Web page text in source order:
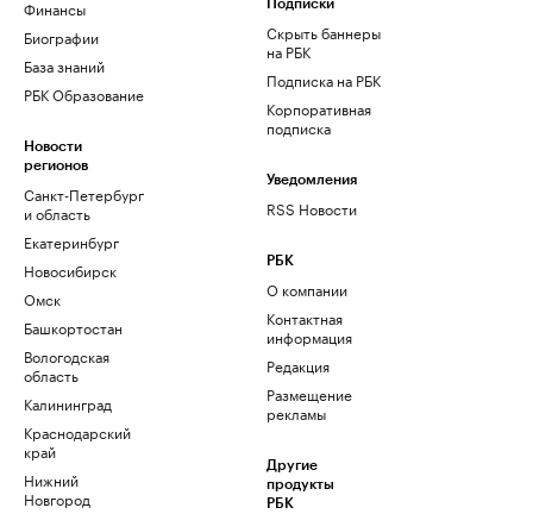
Финансы
Биографии
База знаний
РБК Образование
Новости
регионов
Санкт-Петербург
и область
Екатеринбург
Новосибирск
Омск
Башкортостан
Вологодская
область
Калининград
Краснодарский
край
Нижний
Новгород
Подписки
Скрыть баннеры
на РБК
Подписка на РБК
Корпоративная
подписка
Уведомления
RSS Новости
РБК
О компании
Контактная
информация
Редакция
Размещение
рекламы
Другие
продукты
РБК